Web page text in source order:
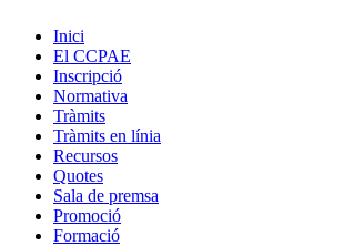
Inici
El CCPAE
Inscripció
Normativa
Tràmits
Tràmits en línia
Recursos
Quotes
Sala de premsa
Promoció
Formació